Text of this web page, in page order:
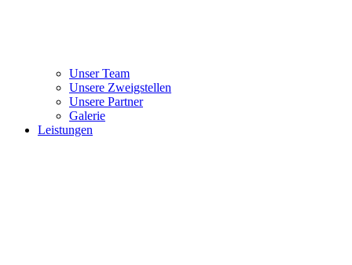
Unser Team
Unsere Zweigstellen
Unsere Partner
Galerie
Leistungen